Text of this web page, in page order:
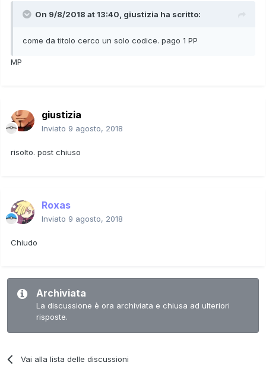
On 9/8/2018 at 13:40, giustizia ha scritto:
come da titolo cerco un solo codice. pago 1 PP
MP
giustizia
Inviato 9 agosto, 2018
risolto. post chiuso
Roxas
Inviato 9 agosto, 2018
Chiudo
Archiviata
La discussione è ora archiviata e chiusa ad ulteriori
risposte.
Vai alla lista delle discussioni